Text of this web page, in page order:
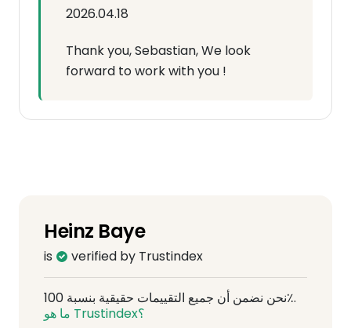
2026.04.18
Thank you, Sebastian, We look
forward to work with you !
Heinz Baye
is verified by Trustindex
نحن نضمن أن جميع التقييمات حقيقية بنسبة 100٪.
ما هو Trustindex؟